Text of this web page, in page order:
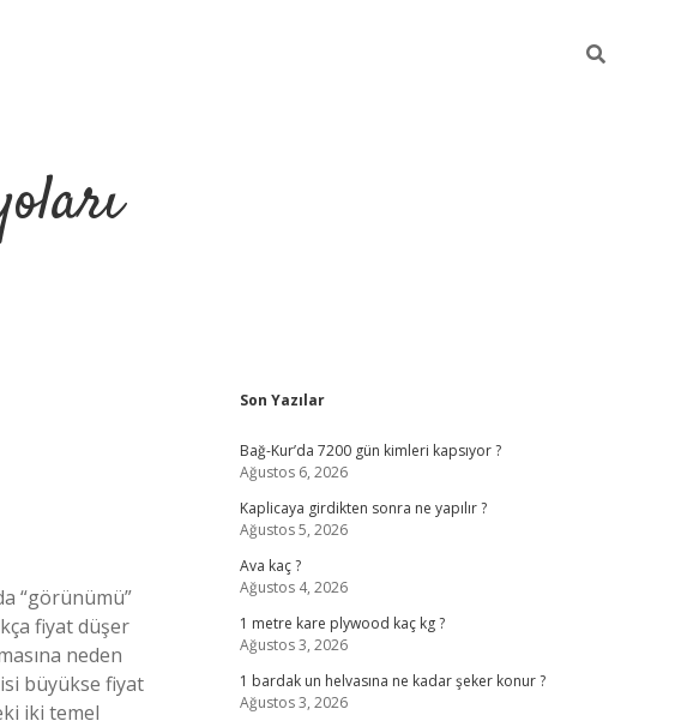
“görünümü”
fiyat düşer
neden
büyükse fiyat
iki temel
Sidebar
Son Yazılar
Bağ-Kur’da 7200 gün kimleri kapsıyor ?
Ağustos 6, 2026
Kaplicaya girdikten sonra ne yapılır ?
Ağustos 5, 2026
Ava kaç ?
Ağustos 4, 2026
1 metre kare plywood kaç kg ?
Ağustos 3, 2026
1 bardak un helvasına ne kadar şeker konur ?
Ağustos 3, 2026